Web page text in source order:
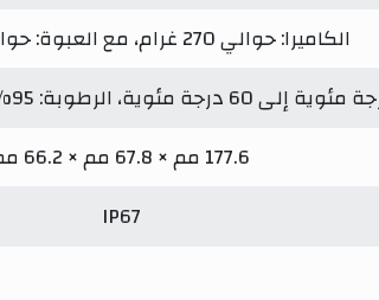
الكاميرا: حوالي 270 غرام، مع العبوة: حوالي 489 غرام
177.6 مم × 67.8 مم × 66.2 مم
IP67